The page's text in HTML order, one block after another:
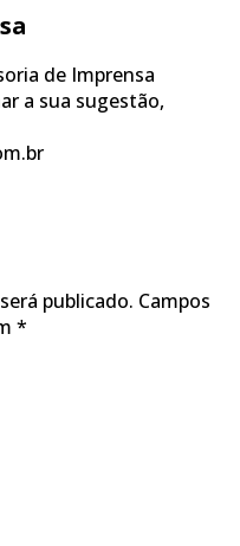
de Imprensa
a sua sugestão,
publicado. Campos
*